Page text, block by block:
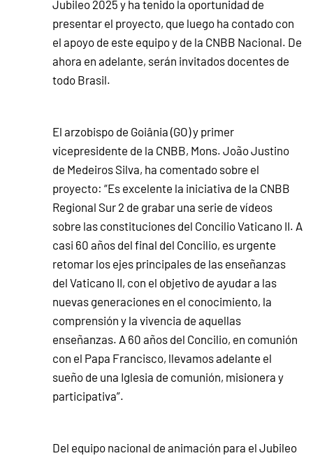
Jubileo 2025 y ha tenido la oportunidad de
presentar el proyecto, que luego ha contado con
el apoyo de este equipo y de la CNBB Nacional. De
ahora en adelante, serán invitados docentes de
todo Brasil.
El arzobispo de Goiânia (GO) y primer
vicepresidente de la CNBB, Mons. João Justino
de Medeiros Silva, ha comentado sobre el
proyecto: “Es excelente la iniciativa de la CNBB
Regional Sur 2 de grabar una serie de vídeos
sobre las constituciones del Concilio Vaticano II. A
casi 60 años del final del Concilio, es urgente
retomar los ejes principales de las enseñanzas
del Vaticano II, con el objetivo de ayudar a las
nuevas generaciones en el conocimiento, la
comprensión y la vivencia de aquellas
enseñanzas. A 60 años del Concilio, en comunión
con el Papa Francisco, llevamos adelante el
sueño de una Iglesia de comunión, misionera y
participativa”.
Del equipo nacional de animación para el Jubileo